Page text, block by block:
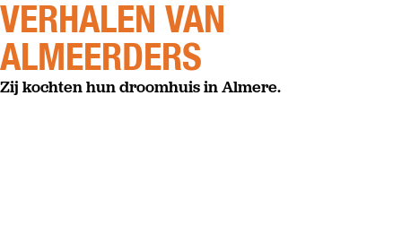
VERHALEN VAN
ALMEERDERS
Zij kochten hun droomhuis in Almere.